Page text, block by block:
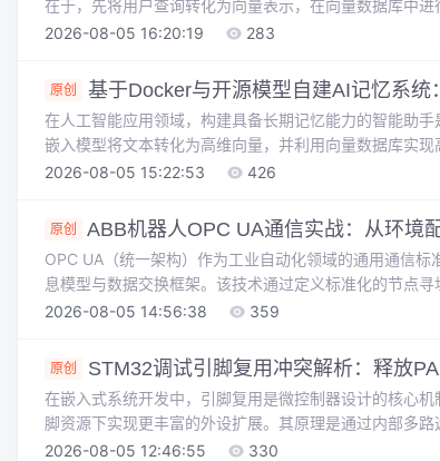
在于，先将用户查询转化为向量表示，在向量数据库中
答案。这一架构的技术价值在于，既利用了外部知识库
显，尤其是**向量检索**的延迟与**LLM调用**的高昂费
2026-08-05 16:20:19 283
原创 基于Docker与开源模型自建AI记忆系统
在人工智能应用领域，构建具备长期记忆能力的智能助
嵌入模型将文本转化为高维向量，并利用向量数据库实
性，使其能记住用户的历史对话与偏好，广泛应用于个
剖析了在部署过程中遇到的典型问题，例如容器网络通
2026-08-05 15:22:53 426
原创 ABB机器人OPC UA通信实战：从环境
OPC UA（统一架构）作为工业自动化领域的通用通信
息模型与数据交换框架。该技术通过定义标准化的节点
互操作性，其技术价值在于彻底解决了传统工业协议封
利用OPC UA实现ABB机器人与上位机（如PC）间的高
2026-08-05 14:56:38 359
原创 STM32调试引脚复用冲突解析：释放
在嵌入式系统开发中，引脚复用是微控制器设计的核心
脚资源下实现更丰富的外设扩展。其原理是通过内部多
这一设计极大提升了芯片的灵活性和集成度，是平衡功
2026-08-05 12:46:55 330